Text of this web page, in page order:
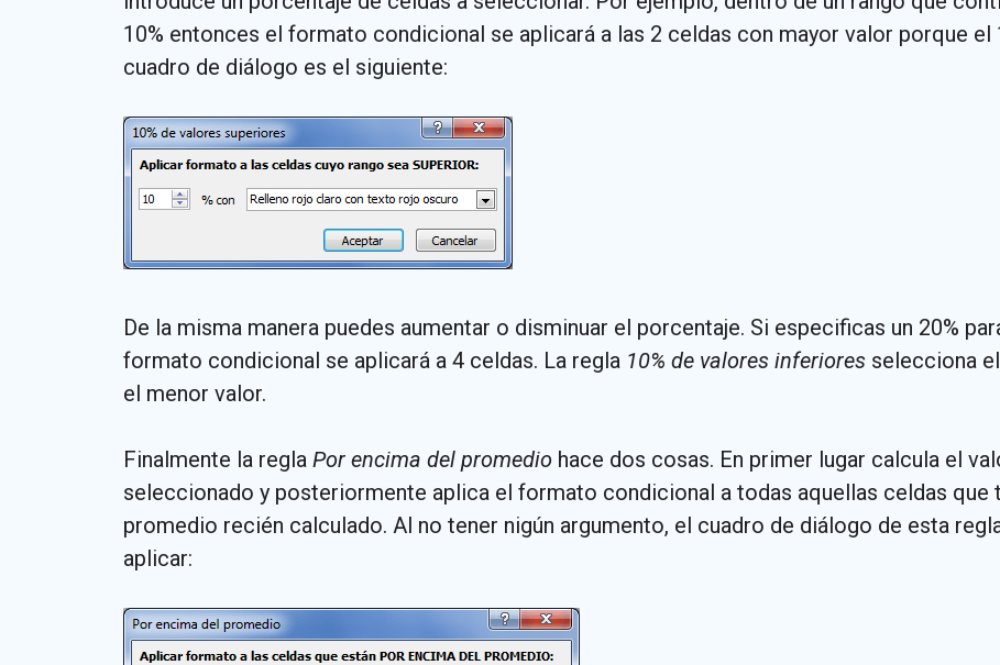
10% entonces el formato condicional se aplicará a las 2 celdas con mayor valor porque el
cuadro de diálogo es el siguiente:
De la misma manera puedes aumentar o disminuar el porcentaje. Si especificas un 20%
formato condicional se aplicará a 4 celdas. La regla 10% de valores inferiores selecciona
el menor valor.
Finalmente la regla Por encima del promedio hace dos cosas. En primer lugar calcula el
seleccionado y posteriormente aplica el formato condicional a todas aquellas celdas que
promedio recién calculado. Al no tener nigún argumento, el cuadro de diálogo de esta
aplicar: